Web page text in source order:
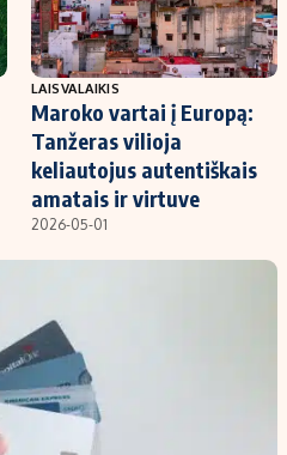
LAISVALAIKIS
Maroko vartai į Europą:
Tanžeras vilioja
keliautojus autentiškais
amatais ir virtuve
2026-05-01